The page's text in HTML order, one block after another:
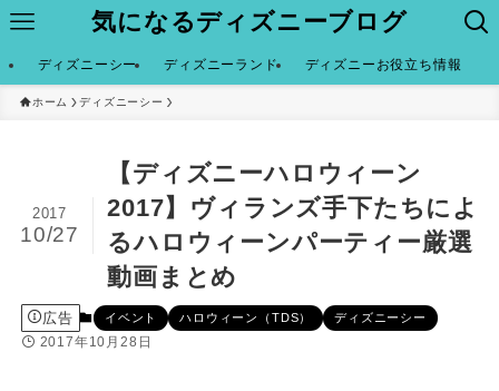
気になるディズニーブログ
ディズニーシー ディズニーランド ディズニーお役立ち情報
ホーム ディズニーシー
【ディズニーハロウィーン
2017】ヴィランズ手下たちによ
るハロウィーンパーティー厳選
動画まとめ
2017
10/27
広告 イベント ハロウィーン（TDS） ディズニーシー
2017年10月28日